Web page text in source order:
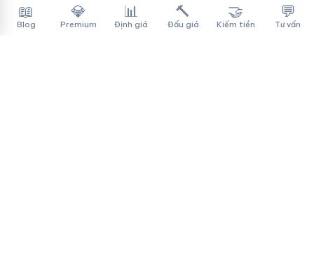
📖
Blog
💎
Premium
📊
Định giá
🔨
Đấu giá
🤝
Kiếm tiền
💬
Tư vấn